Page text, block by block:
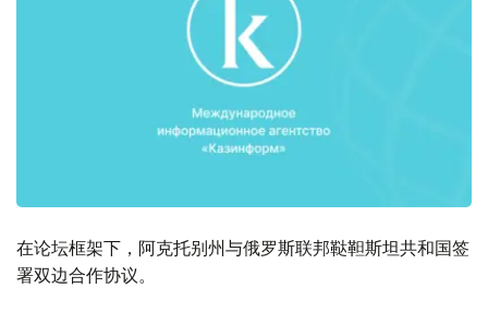
在论坛框架下，阿克托别州与俄罗斯联邦鞑靼斯坦共和国签
署双边合作协议。